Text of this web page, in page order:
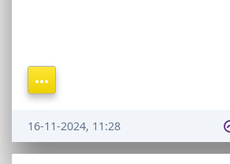
16-11-2024, 11:28